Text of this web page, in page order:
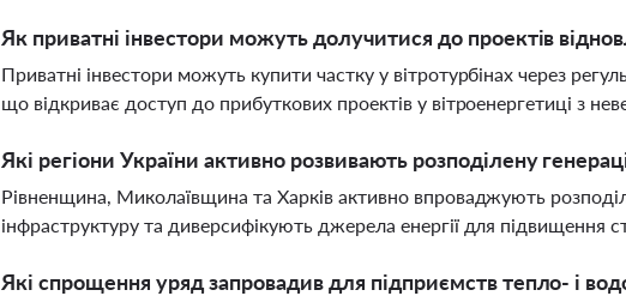
Як приватні інвестори можуть долучитися до проектів
Приватні інвестори можуть купити частку у вітротурбінах через
що відкриває доступ до прибуткових проектів у вітроенергетиці з
Які регіони України активно розвивають розподілену
Рівненщина, Миколаївщина та Харків активно впроваджують
інфраструктуру та диверсифікують джерела енергії для підвищення
Які спрощення уряд запровадив для підприємств тепло- і